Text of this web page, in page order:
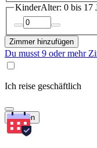
KinderAlter: 0 bis 17
Zimmer hinzufügen
Du musst 9 oder mehr
Ich reise geschäftlich
Suchen